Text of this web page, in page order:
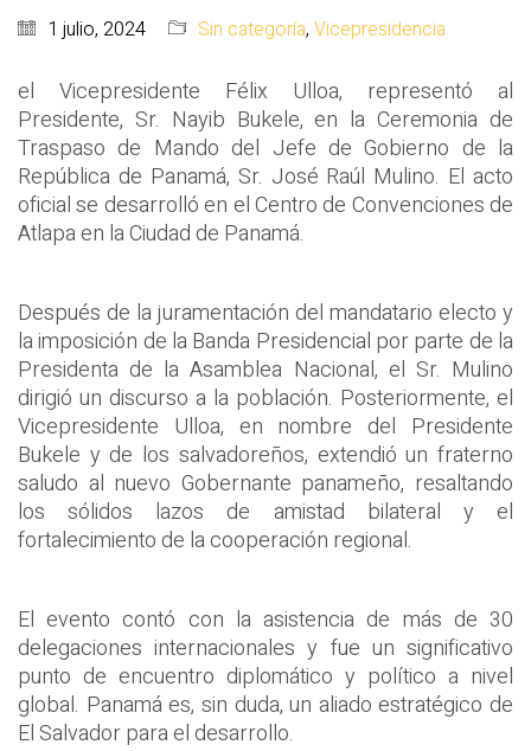
1 julio, 2024 Sin categoría, Vicepresidencia
el Vicepresidente Félix Ulloa, representó al
Presidente, Sr. Nayib Bukele, en la Ceremonia de
Traspaso de Mando del Jefe de Gobierno de la
República de Panamá, Sr. José Raúl Mulino. El acto
oficial se desarrolló en el Centro de Convenciones de
Atlapa en la Ciudad de Panamá.
Después de la juramentación del mandatario electo y
la imposición de la Banda Presidencial por parte de la
Presidenta de la Asamblea Nacional, el Sr. Mulino
dirigió un discurso a la población. Posteriormente, el
Vicepresidente Ulloa, en nombre del Presidente
Bukele y de los salvadoreños, extendió un fraterno
saludo al nuevo Gobernante panameño, resaltando
los sólidos lazos de amistad bilateral y el
fortalecimiento de la cooperación regional.
El evento contó con la asistencia de más de 30
delegaciones internacionales y fue un significativo
punto de encuentro diplomático y político a nivel
global. Panamá es, sin duda, un aliado estratégico de
El Salvador para el desarrollo.